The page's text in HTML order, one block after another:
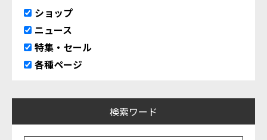
ショップ
ニュース
特集・セール
各種ページ
検索ワード